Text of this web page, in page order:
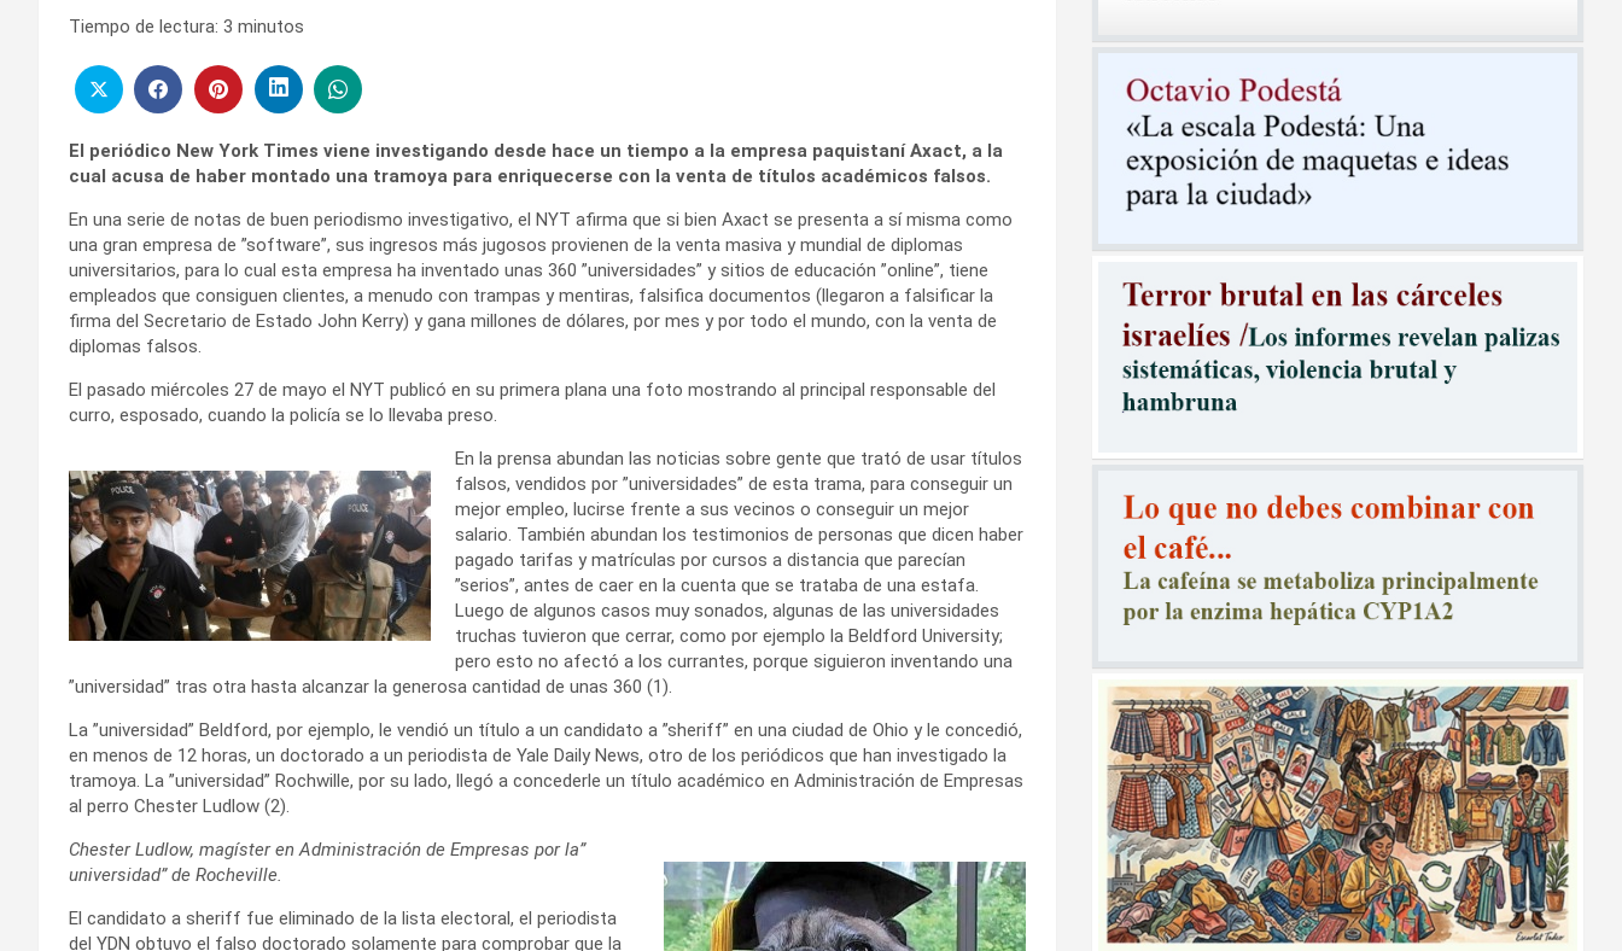
Tiempo de lectura: 3 minutos
El periódico New York Times viene investigando desde hace un tiempo a la empresa paquistaní Axact, a la
cual acusa de haber montado una tramoya para enriquecerse con la venta de títulos académicos falsos.
En una serie de notas de buen periodismo investigativo, el NYT afirma que si bien Axact se presenta a sí misma como
una gran empresa de ”software”, sus ingresos más jugosos provienen de la venta masiva y mundial de diplomas
universitarios, para lo cual esta empresa ha inventado unas 360 ”universidades” y sitios de educación ”online”, tiene
empleados que consiguen clientes, a menudo con trampas y mentiras, falsifica documentos (llegaron a falsificar la
firma del Secretario de Estado John Kerry) y gana millones de dólares, por mes y por todo el mundo, con la venta de
diplomas falsos.
El pasado miércoles 27 de mayo el NYT publicó en su primera plana una foto mostrando al principal responsable del
curro, esposado, cuando la policía se lo llevaba preso.
En la prensa abundan las noticias sobre gente que trató de usar títulos
falsos, vendidos por ”universidades” de esta trama, para conseguir un
mejor empleo, lucirse frente a sus vecinos o conseguir un mejor
salario. También abundan los testimonios de personas que dicen haber
pagado tarifas y matrículas por cursos a distancia que parecían
”serios”, antes de caer en la cuenta que se trataba de una estafa.
Luego de algunos casos muy sonados, algunas de las universidades
truchas tuvieron que cerrar, como por ejemplo la Beldford University;
pero esto no afectó a los currantes, porque siguieron inventando una
”universidad” tras otra hasta alcanzar la generosa cantidad de unas 360 (1).
La ”universidad” Beldford, por ejemplo, le vendió un título a un candidato a ”sheriff” en una ciudad de Ohio y le concedió,
en menos de 12 horas, un doctorado a un periodista de Yale Daily News, otro de los periódicos que han investigado la
tramoya. La ”universidad” Rochwille, por su lado, llegó a concederle un título académico en Administración de Empresas
al perro Chester Ludlow (2).
Chester Ludlow, magíster en Administración de Empresas por la”
universidad” de Rocheville.
El candidato a sheriff fue eliminado de la lista electoral, el periodista
del YDN obtuvo el falso doctorado solamente para comprobar que la